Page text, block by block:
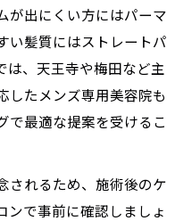
が出にくい方にはパーマ
い髪質にはストレートパ
は、天王寺や梅田など主
したメンズ専用美容院も
で最適な提案を受けるこ
されるため、施術後のケ
ンで事前に確認しましょ